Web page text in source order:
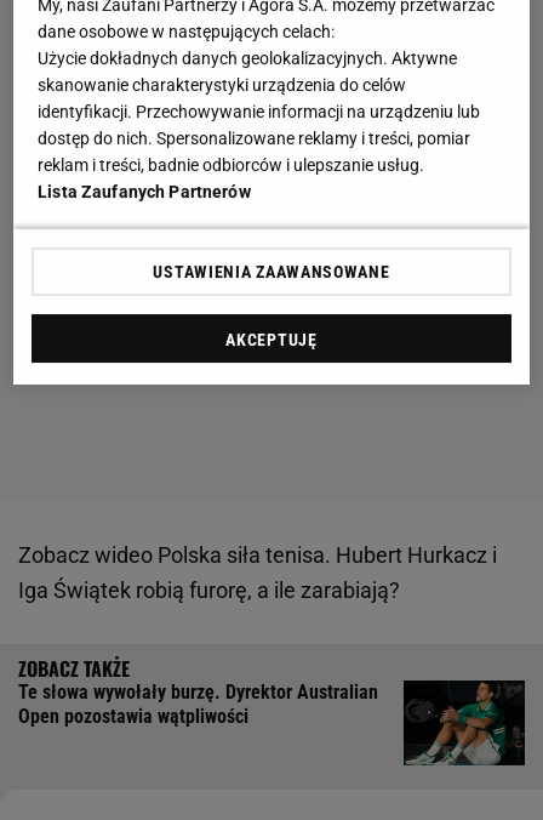
Zobacz wideo Polska siła tenisa. Hubert Hurkacz i
Iga Świątek robią furorę, a ile zarabiają?
Te słowa wywołały burzę. Dyrektor Australian
Open pozostawia wątpliwości
My, nasi Zaufani Partnerzy i Agora S.A. możemy przetwarzać
dane osobowe w następujących celach:
Użycie dokładnych danych geolokalizacyjnych. Aktywne
skanowanie charakterystyki urządzenia do celów
identyfikacji. Przechowywanie informacji na urządzeniu lub
dostęp do nich. Spersonalizowane reklamy i treści, pomiar
reklam i treści, badnie odbiorców i ulepszanie usług.
Lista Zaufanych Partnerów
USTAWIENIA ZAAWANSOWANE
AKCEPTUJĘ